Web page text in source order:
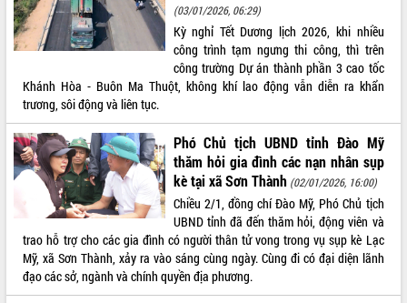
SỞ, BAN, NGÀNH
UBND CÁC XÃ, PHƯỜNG
THÔNG TIN CHỈ ĐẠO ĐIỀU HÀNH
HỆ THỐNG VĂN BẢN
VĂN BẢN HĐND TỈNH
ĐIỂM TIN VĂN BẢN
QUY HOẠCH - KẾ HOẠCH
(03/01/2026, 06:29)
Kỳ nghỉ Tết Dương lịch 2026, khi nhiều
công trình tạm ngưng thi công, thì trên
công trường Dự án thành phần 3 cao tốc
Khánh Hòa - Buôn Ma Thuột, không khí lao động vẫn diễn ra khẩn
trương, sôi động và liên tục.
Phó Chủ tịch UBND tỉnh Đào Mỹ
thăm hỏi gia đình các nạn nhân sụp
kè tại xã Sơn Thành (02/01/2026, 16:00)
Chiều 2/1, đồng chí Đào Mỹ, Phó Chủ tịch
UBND tỉnh đã đến thăm hỏi, động viên và
trao hỗ trợ cho các gia đình có người thân tử vong trong vụ sụp kè Lạc
Mỹ, xã Sơn Thành, xảy ra vào sáng cùng ngày. Cùng đi có đại diện lãnh
đạo các sở, ngành và chính quyền địa phương.